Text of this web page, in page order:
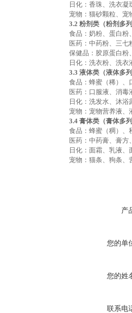
日化：香珠、洗衣凝
宠物：猫砂颗粒、宠
3.2 粉剂类（粉剂多
食品：奶粉、蛋白粉
医药：中药粉、三七
保健品：胶原蛋白粉
日化：洗衣粉、洗
3.3 液体类（液体多
食品：蜂蜜（稀）、
医药：口服液、消毒
日化：洗发水、沐
宠物：宠物营养液、
3.4 膏体类（膏体多
食品：蜂蜜（稠）、
医药：中药膏、膏
日化：面霜、乳液
宠物：猫条、狗条、
产
您的单
您的姓
联系电